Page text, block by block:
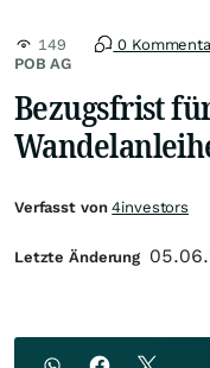
POB AG
149 0
Bezugsfrist
Verfasst von4investors
Letzte Änderung